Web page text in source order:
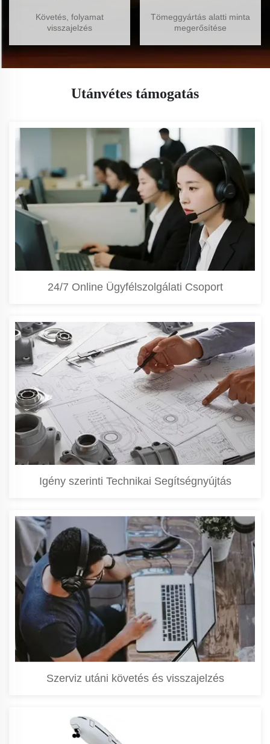
Követés, folyamat
visszajelzés
Tömeggyártás alatti minta
megerősítése
Utánvétes támogatás
24/7 Online Ügyfélszolgálati Csoport
Igény szerinti Technikai Segítségnyújtás
Szerviz utáni követés és visszajelzés